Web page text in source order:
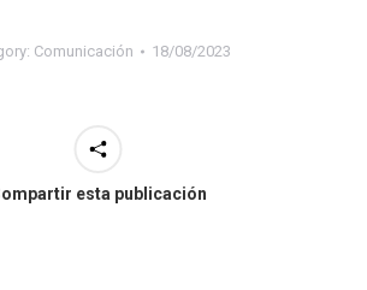
Comunicación 18/08/2023
esta publicación